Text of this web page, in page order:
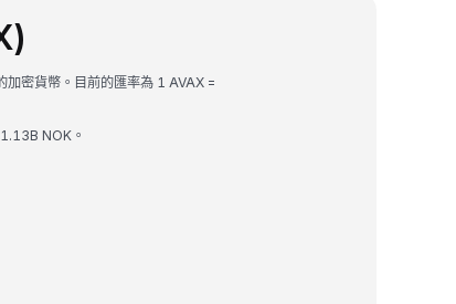
密貨幣。目前的匯率為 1 AVAX =
NOK。